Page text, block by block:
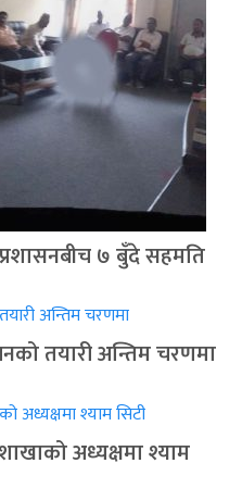
७ बुँदे सहमति
तयारी अन्तिम चरणमा
अध्यक्षमा श्याम